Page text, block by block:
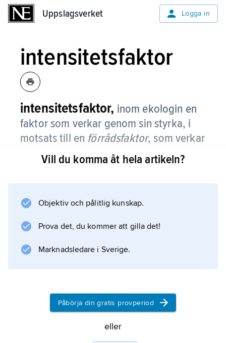
Uppslagsverket Logga in
intensitetsfaktor
intensitetsfaktor, inom ekologin en
faktor som verkar genom sin styrka, i
motsats till en förrådsfaktor, som verkar
genom tillgänglig mängd.
och
.
Vill du komma åt hela artikeln?
Objektiv och pålitlig kunskap.
Prova det, du kommer att gilla det!
Marknadsledare i Sverige.
Påbörja din gratis provperiod
eller